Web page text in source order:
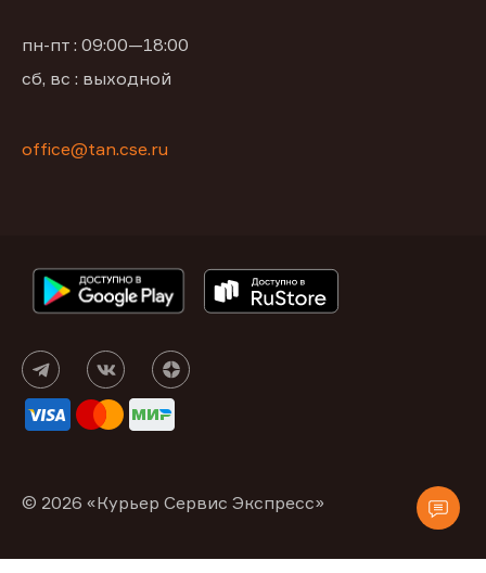
пн-пт : 09:00—18:00
сб, вс : выходной
office@tan.cse.ru
© 2026 «Курьер Сервис Экспресс»